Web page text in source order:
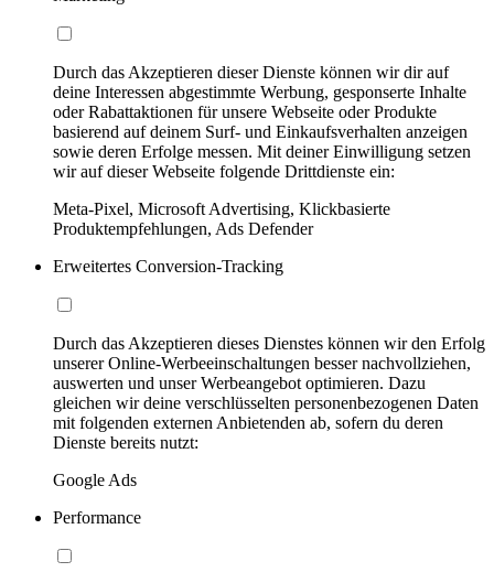
Durch das Akzeptieren dieser Dienste können wir dir auf
deine Interessen abgestimmte Werbung, gesponserte Inhalte
oder Rabattaktionen für unsere Webseite oder Produkte
basierend auf deinem Surf- und Einkaufsverhalten anzeigen
sowie deren Erfolge messen. Mit deiner Einwilligung setzen
wir auf dieser Webseite folgende Drittdienste ein:
Meta-Pixel, Microsoft Advertising, Klickbasierte
Produktempfehlungen, Ads Defender
Erweitertes Conversion-Tracking
Durch das Akzeptieren dieses Dienstes können wir den Erfolg
unserer Online-Werbeeinschaltungen besser nachvollziehen,
auswerten und unser Werbeangebot optimieren. Dazu
gleichen wir deine verschlüsselten personenbezogenen Daten
mit folgenden externen Anbietenden ab, sofern du deren
Dienste bereits nutzt:
Google Ads
Performance